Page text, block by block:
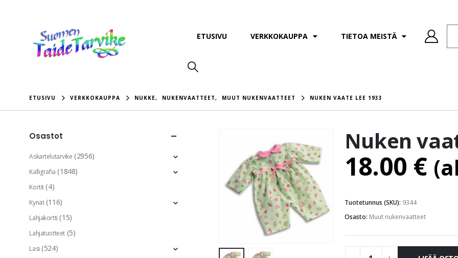
ETUSIVU VERKKOKAUPPA TIETOA MEISTÄ
ETUSIVU VERKKOKAUPPA NUKKE, NUKENVAATTEET, MUUT NUKENVAATTEET NUKEN VAATE LEE 1933
Nuken
18.00 €
Tuotetunnus (SKU): 9344
Osasto: Muut nukenvaatteet
Osastot
Askartelutarvike (2956)
Kalligrafia (1848)
Kortit (4)
Kynät (116)
Lahjakortti (15)
Lahjatuotteet (5)
Lasi (524)